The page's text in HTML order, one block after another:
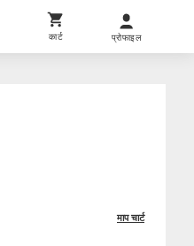
कार्ट प्रोफाइल
माप चार्ट